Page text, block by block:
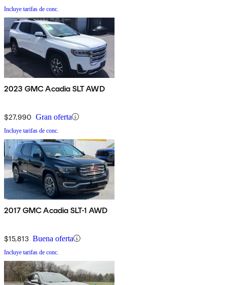
Incluye tarifas de conc.
2023 GMC Acadia SLT AWD
$27,990 Gran oferta
Incluye tarifas de conc.
2017 GMC Acadia SLT-1 AWD
$15,813 Buena oferta
Incluye tarifas de conc.